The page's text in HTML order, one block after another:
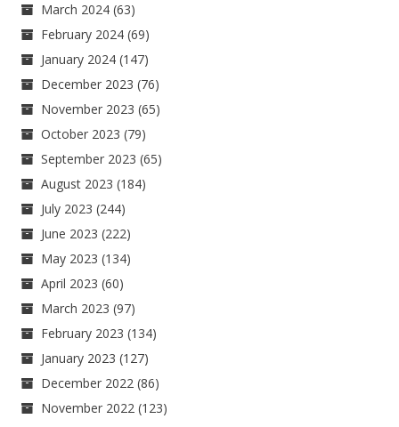
March 2024 (63)
February 2024 (69)
January 2024 (147)
December 2023 (76)
November 2023 (65)
October 2023 (79)
September 2023 (65)
August 2023 (184)
July 2023 (244)
June 2023 (222)
May 2023 (134)
April 2023 (60)
March 2023 (97)
February 2023 (134)
January 2023 (127)
December 2022 (86)
November 2022 (123)